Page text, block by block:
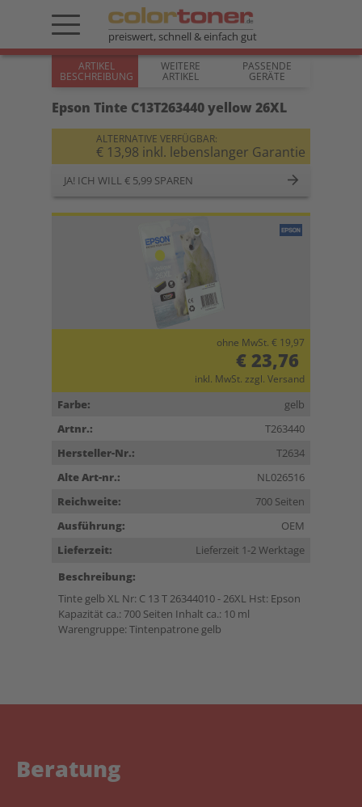
preiswert, schnell & einfach gut
ARTIKEL
BESCHREIBUNG
WEITERE
ARTIKEL
PASSENDE
GERÄTE
Epson Tinte C13T263440 yellow 26XL
ALTERNATIVE VERFÜGBAR:
€ 13,98 inkl. lebenslanger Garantie
JA! ICH WILL € 5,99 SPAREN
ohne MwSt. € 19,97
€ 23,76
inkl. MwSt. zzgl. Versand
Farbe:
gelb
Artnr.:
T263440
Hersteller-Nr.:
T2634
Alte Art-nr.:
NL026516
Reichweite:
700 Seiten
Ausführung:
OEM
Lieferzeit:
Lieferzeit 1-2 Werktage
Beschreibung:
Tinte gelb XL Nr: C 13 T 26344010 - 26XL Hst: Epson
Kapazität ca.: 700 Seiten Inhalt ca.: 10 ml
Warengruppe: Tintenpatrone gelb
Beratung